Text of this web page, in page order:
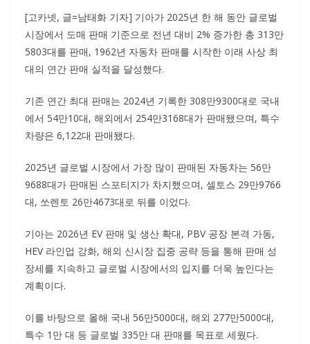
[고카넷, 글=남태화 기자] 기아가 2025년 한 해 동안 글로벌
시장에서 도매 판매 기준으로 전년 대비 2% 증가한 총 313만
5803대를 판매, 1962년 자동차 판매를 시작한 이래 사상 최
대의 연간 판매 실적을 달성했다.
기존 연간 최대 판매는 2024년 기록한 308만9300대로 국내
에서 54만10대, 해외에서 254만3168대가 판매됐으며, 특수
차량은 6,122대 판매됐다.
2025년 글로벌 시장에서 가장 많이 판매된 자동차는 56만
9688대가 판매된 스포티지가 차지했으며, 셀토스 29만9766
대, 쏘렌토 26만4673대로 뒤를 이었다.
기아는 2026년 EV 판매 및 생산 확대, PBV 공장 본격 가동,
HEV 라인업 강화, 해외 신시장 집중 공략 등을 통해 판매 성
장세를 지속하고 글로벌 시장에서의 입지를 더욱 높인다는
계획이다.
이를 바탕으로 올해 국내 56만5000대, 해외 277만5000대,
특수 1만 대 등 글로벌 335만 대 판매를 목표로 세웠다.